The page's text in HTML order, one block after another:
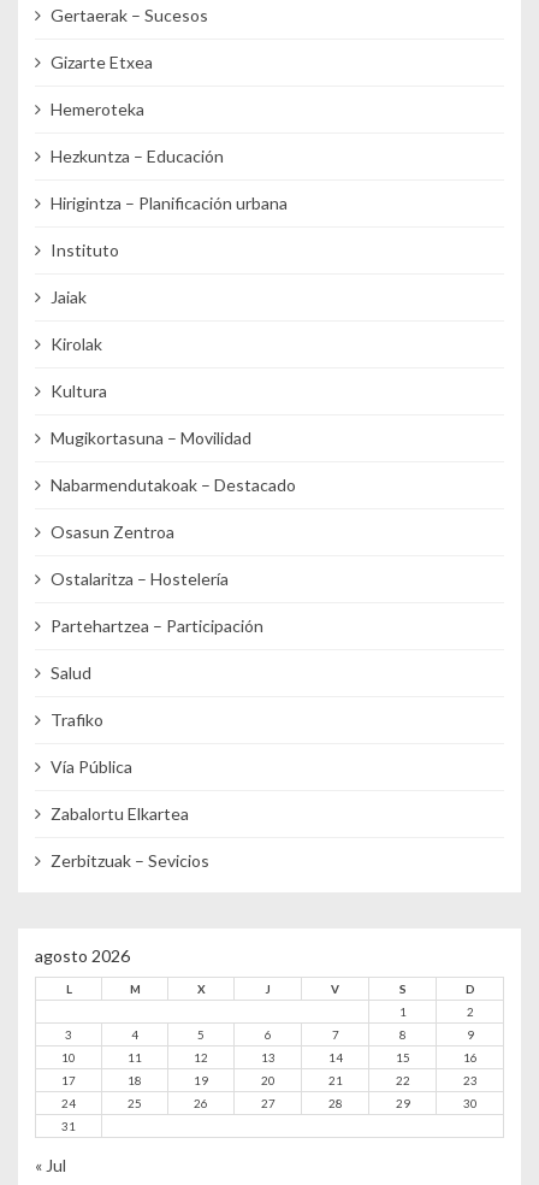
Gertaerak – Sucesos
Gizarte Etxea
Hemeroteka
Hezkuntza – Educación
Hirigintza – Planificación urbana
Instituto
Jaiak
Kirolak
Kultura
Mugikortasuna – Movilidad
Nabarmendutakoak – Destacado
Osasun Zentroa
Ostalaritza – Hostelería
Partehartzea – Participación
Salud
Trafiko
Vía Pública
Zabalortu Elkartea
Zerbitzuak – Sevicios
agosto 2026
L M X J V S
D
1
2
3
4 5 6 7 8
9
10
11 12 13 14 15
16
17
18 19 20 21 22
23
24
25 26 27 28 29
30
31
« Jul